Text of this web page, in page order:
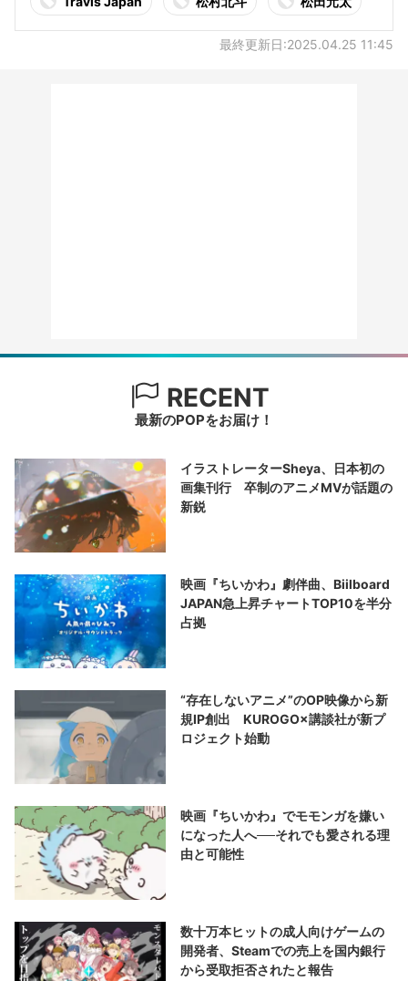
最終更新日:2025.04.25 11:45
RECENT
最新のPOPをお届け！
イラストレーターSheya、日本初の
画集刊行 卒制のアニメMVが話題の
新鋭
映画『ちいかわ』劇伴曲、Biilboard
JAPAN急上昇チャートTOP10を半分
占拠
“存在しないアニメ”のOP映像から新
規IP創出 KUROGO×講談社が新プ
ロジェクト始動
映画『ちいかわ』でモモンガを嫌い
になった人へ──それでも愛される理
由と可能性
数十万本ヒットの成人向けゲームの
開発者、Steamでの売上を国内銀行
から受取拒否されたと報告